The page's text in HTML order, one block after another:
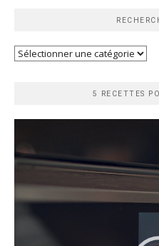
Recherche
5 RECETTES